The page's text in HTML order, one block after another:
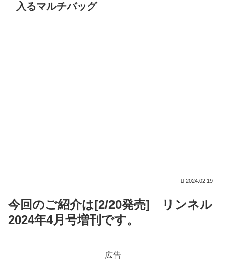
入るマルチバッグ
2024.02.19
今回のご紹介は[2/20発売] リンネル
2024年4月号増刊です。
広告